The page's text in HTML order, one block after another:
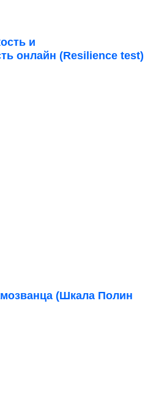
и
онлайн (Resilience test)
(Шкала Полин